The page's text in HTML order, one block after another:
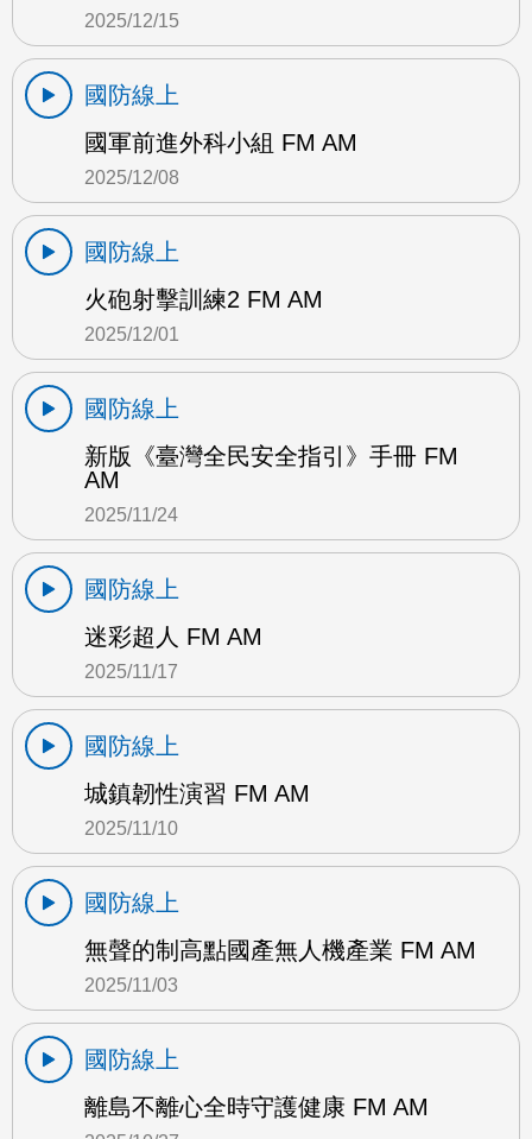
2025/12/15
國防線上
國軍前進外科小組 FM AM
2025/12/08
國防線上
火砲射擊訓練2 FM AM
2025/12/01
國防線上
新版《臺灣全民安全指引》手冊 FM
AM
2025/11/24
國防線上
迷彩超人 FM AM
2025/11/17
國防線上
城鎮韌性演習 FM AM
2025/11/10
國防線上
無聲的制高點國產無人機產業 FM AM
2025/11/03
國防線上
離島不離心全時守護健康 FM AM